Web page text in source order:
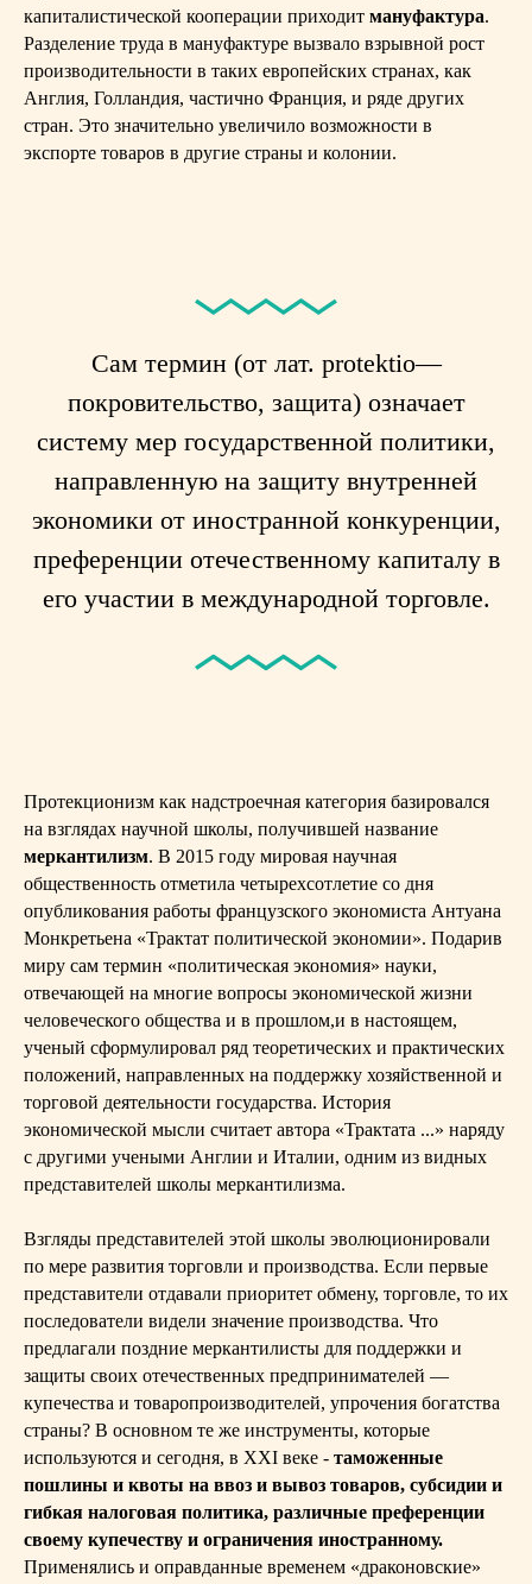
капиталистической кооперации приходит мануфактура.
Разделение труда в мануфактуре вызвало взрывной рост
производительности в таких европейских странах, как
Англия, Голландия, частично Франция, и ряде других
стран. Это значительно увеличило возможности в
экспорте товаров в другие страны и колонии.
Сам термин (от лат. protektio—
покровительство, защита) означает
систему мер государственной политики,
направленную на защиту внутренней
экономики от иностранной конкуренции,
преференции отечественному капиталу в
его участии в международной торговле.
Протекционизм как надстроечная категория базировался
на взглядах научной школы, получившей название
меркантилизм. В 2015 году мировая научная
общественность отметила четырехсотлетие со дня
опубликования работы французского экономиста Антуана
Монкретьена «Трактат политической экономии». Подарив
миру сам термин «политическая экономия» науки,
отвечающей на многие вопросы экономической жизни
человеческого общества и в прошлом,и в настоящем,
ученый сформулировал ряд теоретических и практических
положений, направленных на поддержку хозяйственной и
торговой деятельности государства. История
экономической мысли считает автора «Трактата ...» наряду
с другими учеными Англии и Италии, одним из видных
представителей школы меркантилизма.
Взгляды представителей этой школы эволюционировали
по мере развития торговли и производства. Если первые
представители отдавали приоритет обмену, торговле, то их
последователи видели значение производства. Что
предлагали поздние меркантилисты для поддержки и
защиты своих отечественных предпринимателей —
купечества и товаропроизводителей, упрочения богатства
страны? В основном те же инструменты, которые
используются и сегодня, в XXI веке - таможенные
пошлины и квоты на ввоз и вывоз товаров, субсидии и
гибкая налоговая политика, различные преференции
своему купечеству и ограничения иностранному.
Применялись и оправданные временем «драконовские»